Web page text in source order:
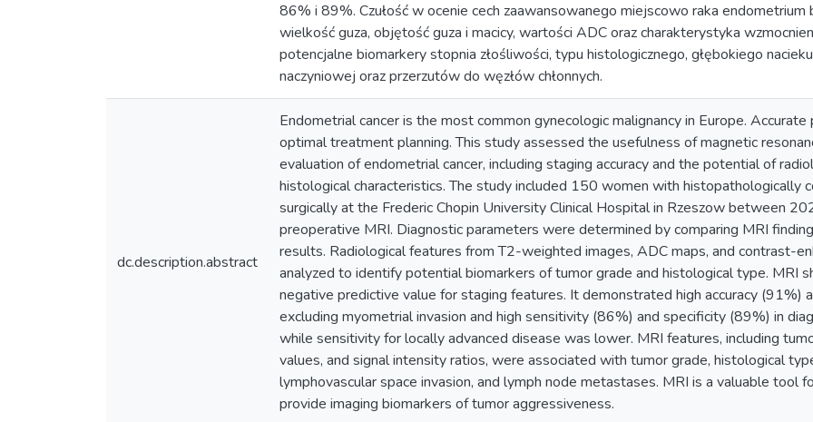
86% i 89%. Czułość w ocenie cech zaawansowanego miejscowo raka endometrium
wielkość guza, objętość guza i macicy, wartości ADC oraz charakterystyka
potencjalne biomarkery stopnia złośliwości, typu histologicznego, głębokiego
naczyniowej oraz przerzutów do węzłów chłonnych.
dc.description.abstract
Endometrial cancer is the most common gynecologic malignancy in Europe.
optimal treatment planning. This study assessed the usefulness of magnetic
evaluation of endometrial cancer, including staging accuracy and the potential of
histological characteristics. The study included 150 women with histopathologically
surgically at the Frederic Chopin University Clinical Hospital in Rzeszow between
preoperative MRI. Diagnostic parameters were determined by comparing MRI
results. Radiological features from T2-weighted images, ADC maps, and contrast-
analyzed to identify potential biomarkers of tumor grade and histological type. MRI
negative predictive value for staging features. It demonstrated high accuracy (91%)
excluding myometrial invasion and high sensitivity (86%) and specificity (89%) in
while sensitivity for locally advanced disease was lower. MRI features, including
values, and signal intensity ratios, were associated with tumor grade, histological
lymphovascular space invasion, and lymph node metastases. MRI is a valuable tool
provide imaging biomarkers of tumor aggressiveness.